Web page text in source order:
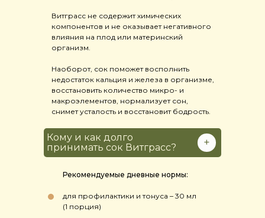
Витграсс не содержит химических
компонентов и не оказывает негативного
влияния на плод или материнский
организм.
Наоборот, сок поможет восполнить
недостаток кальция и железа в организме,
восстановить количество микро- и
макроэлементов, нормализует сон,
снимет усталость и восстановит бодрость.
+
Кому и как долго
принимать сок Витграсс?
Рекомендуемые дневные нормы:
для профилактики и тонуса – 30 мл
(1 порция)